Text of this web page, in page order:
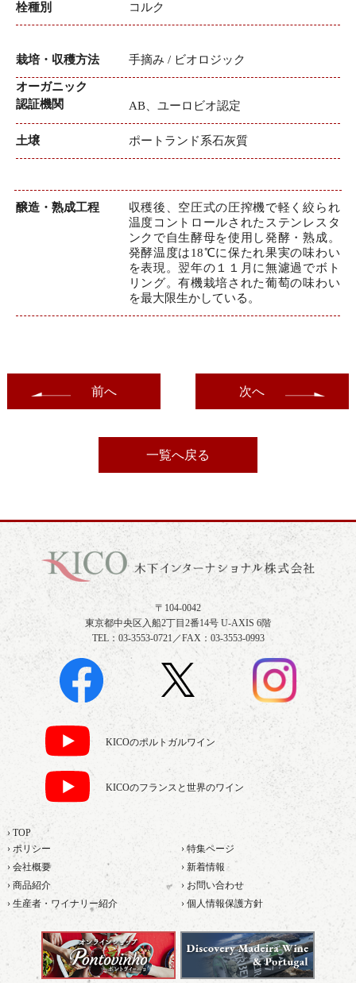
栓種別 コルク
栽培・収穫方法 手摘み / ビオロジック
オーガニック
認証機関
AB、ユーロビオ認定
土壌 ポートランド系石灰質
醸造・熟成工程
収穫後、空圧式の圧搾機で軽く絞られ
温度コントロールされたステンレスタ
ンクで自生酵母を使用し発酵・熟成。
発酵温度は18℃に保たれ果実の味わい
を表現。翌年の１１月に無濾過でボト
リング。有機栽培された葡萄の味わい
を最大限生かしている。
前へ
一覧へ戻る
次へ
〒104-0042
東京都中央区入船2丁目2番14号 U-AXIS 6階
TEL：03-3553-0721／FAX：03-3553-0993
KICOのポルトガルワイン
KICOのフランスと世界のワイン
› TOP
› ポリシー
› 特集ページ
› 会社概要
› 新着情報
› 商品紹介
› お問い合わせ
› 生産者・ワイナリー紹介
› 個人情報保護方針